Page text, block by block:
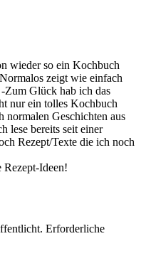
wieder so ein Kochbuch
zeigt wie einfach
Glück hab ich das
nur ein tolles Kochbuch
normalen Geschichten aus
lese bereits seit einer
Rezept/Texte die ich noch
Ideen!
Erforderliche